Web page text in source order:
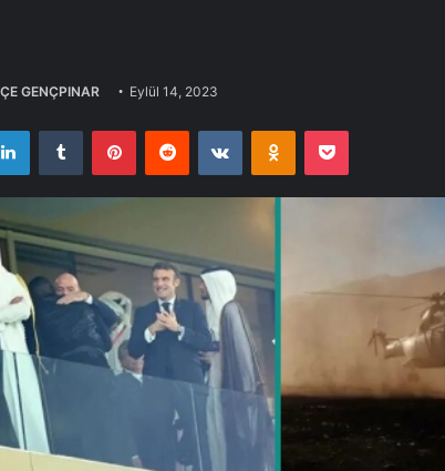
GENÇPINAR Eylül 14, 2023
LinkedInTumblr PinterestReddit VKontakteOdnoklassniki
Pocket